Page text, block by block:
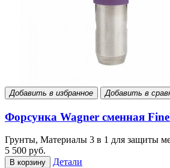
Добавить в избранное Добавить в
Форсунка Wagner сменная
Грунты, Материалы 3 в 1 для защиты
5 500 руб.
В корзину Детали